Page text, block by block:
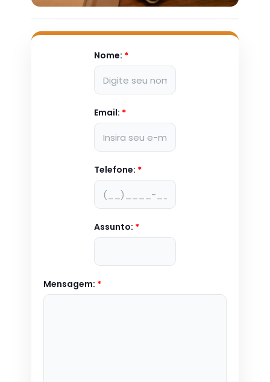
Nome: *
Email: *
Telefone: *
Assunto: *
Mensagem: *